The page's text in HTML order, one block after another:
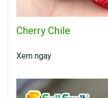
Cherry Chile
Xem ngay